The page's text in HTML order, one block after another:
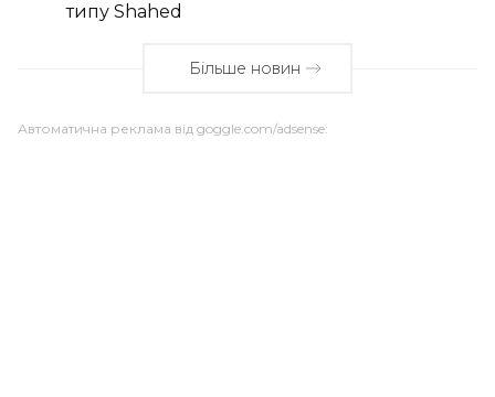
типу Shahed
Більше новин
Автоматична реклама від goggle.com/adsense: